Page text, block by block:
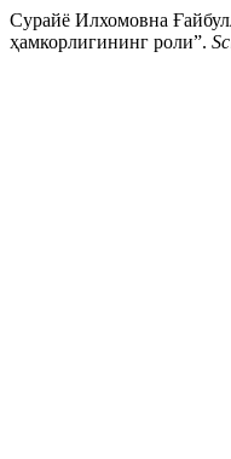
Сурайё Илхомовна
ҳамкорлигининг роли”.